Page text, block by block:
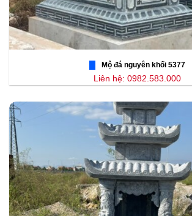
Mộ đá nguyên khối 5377
Liên hệ: 0982.583.000